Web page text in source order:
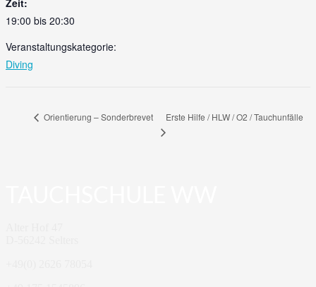
Zeit:
19:00 bis 20:30
Veranstaltungskategorie:
Diving
Orientierung – Sonderbrevet Erste Hilfe / HLW / O2 / Tauchunfälle